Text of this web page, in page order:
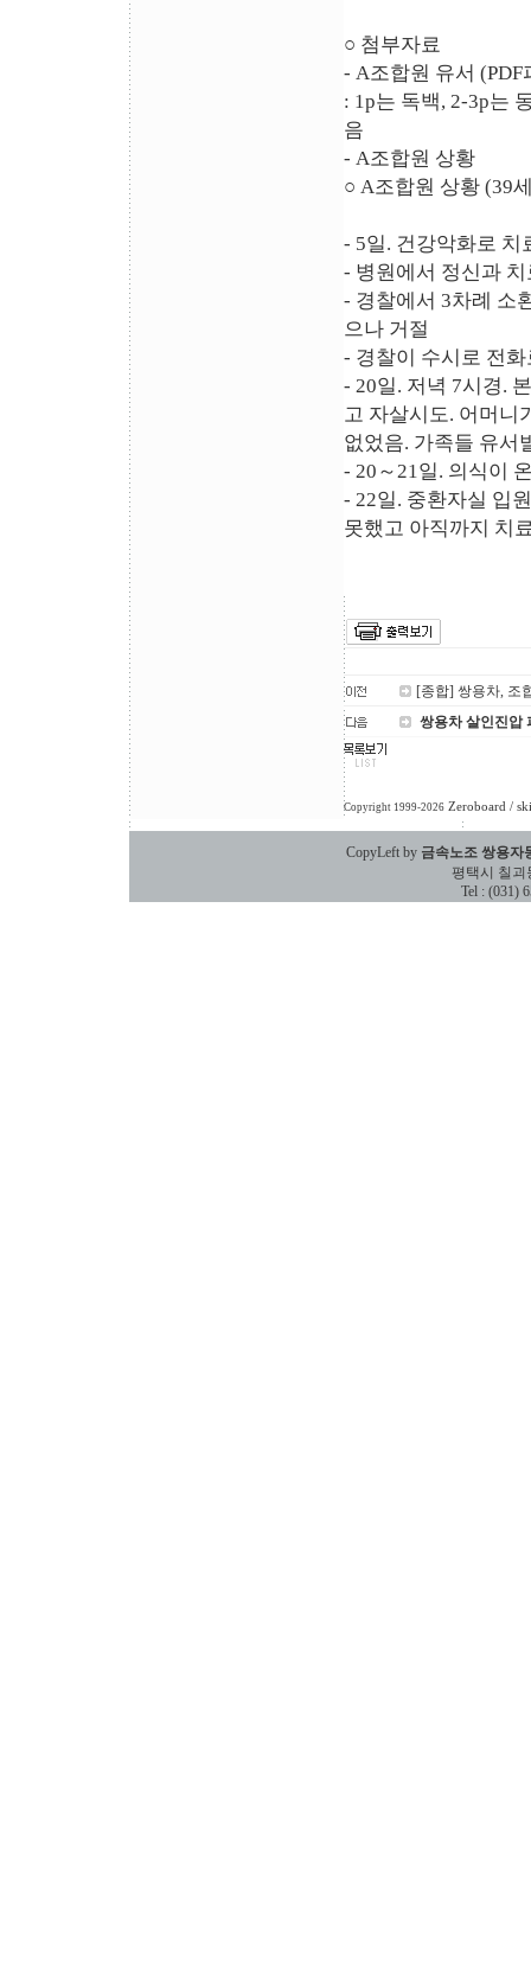
○ 첨부자료
- A조합원 유서
: 1p는 독백, 2-3p는
음
- A조합원 상황
○ A조합원 상황 (39
- 5일. 건강악화로 치
- 병원에서 정신과
- 경찰에서 3차례 소
으나 거절
- 경찰이 수시로 전
- 20일. 저녁 7시경.
고 자살시도. 어머니
없었음. 가족들 유서
- 20～21일. 의식이
- 22일. 중환자실 입
못했고 아직까지 치
[종합] 쌍용차, 조
쌍용차 살인진압
Copyright 1999-2026 Zeroboard /
CopyLeft by 금속노조 쌍용자
평택시 칠괴동
Tel : (031)